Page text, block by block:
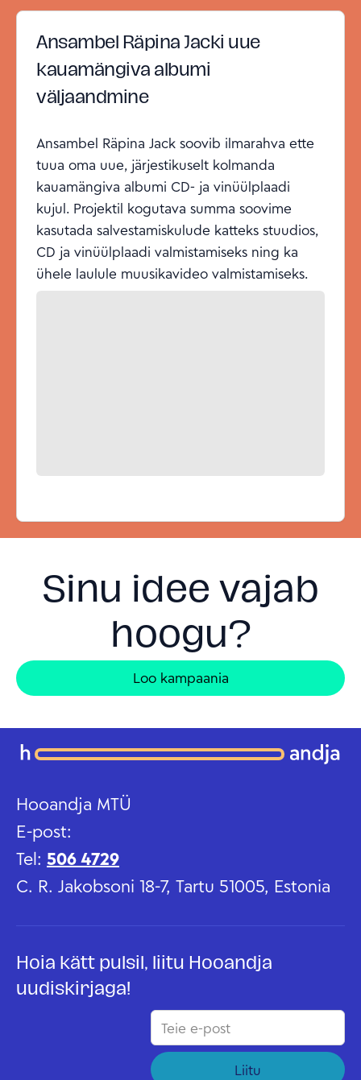
Ansambel Räpina Jacki uue
kauamängiva albumi
väljaandmine
Ansambel Räpina Jack soovib ilmarahva ette
tuua oma uue, järjestikuselt kolmanda
kauamängiva albumi CD- ja vinüülplaadi
kujul. Projektil kogutava summa soovime
kasutada salvestamiskulude katteks stuudios,
CD ja vinüülplaadi valmistamiseks ning ka
ühele laulule muusikavideo valmistamiseks.
Sinu idee vajab
hoogu?
Loo kampaania
Hooandja MTÜ
E-post:
Tel: 506 4729
C. R. Jakobsoni 18-7, Tartu 51005, Estonia
Hoia kätt pulsil, liitu Hooandja
uudiskirjaga!
Liitu